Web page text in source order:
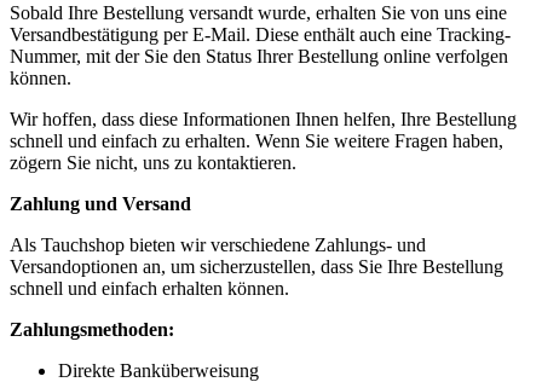
Sobald Ihre Bestellung versandt wurde, erhalten Sie von uns eine
Versandbestätigung per E-Mail. Diese enthält auch eine Tracking-
Nummer, mit der Sie den Status Ihrer Bestellung online verfolgen
können.
Wir hoffen, dass diese Informationen Ihnen helfen, Ihre Bestellung
schnell und einfach zu erhalten. Wenn Sie weitere Fragen haben,
zögern Sie nicht, uns zu kontaktieren.
Zahlung und Versand
Als Tauchshop bieten wir verschiedene Zahlungs- und
Versandoptionen an, um sicherzustellen, dass Sie Ihre Bestellung
schnell und einfach erhalten können.
Zahlungsmethoden:
Direkte Banküberweisung